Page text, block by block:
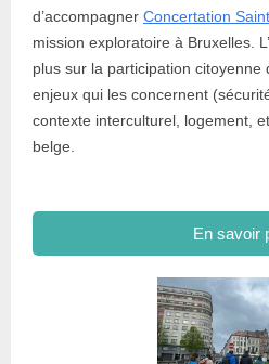
d’accompagner Concertation
mission exploratoire à Bruxelles.
plus sur la participation citoyenne
enjeux qui les concernent
contexte interculturel, logement,
belge.
En savoir